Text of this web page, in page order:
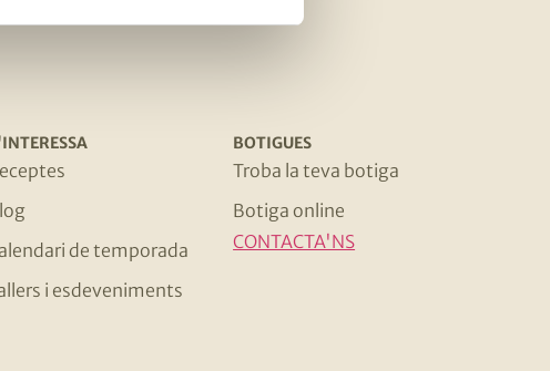
de temporada
i esdeveniments
BOTIGUES
Troba la teva botiga
Botiga online
CONTACTA'NS